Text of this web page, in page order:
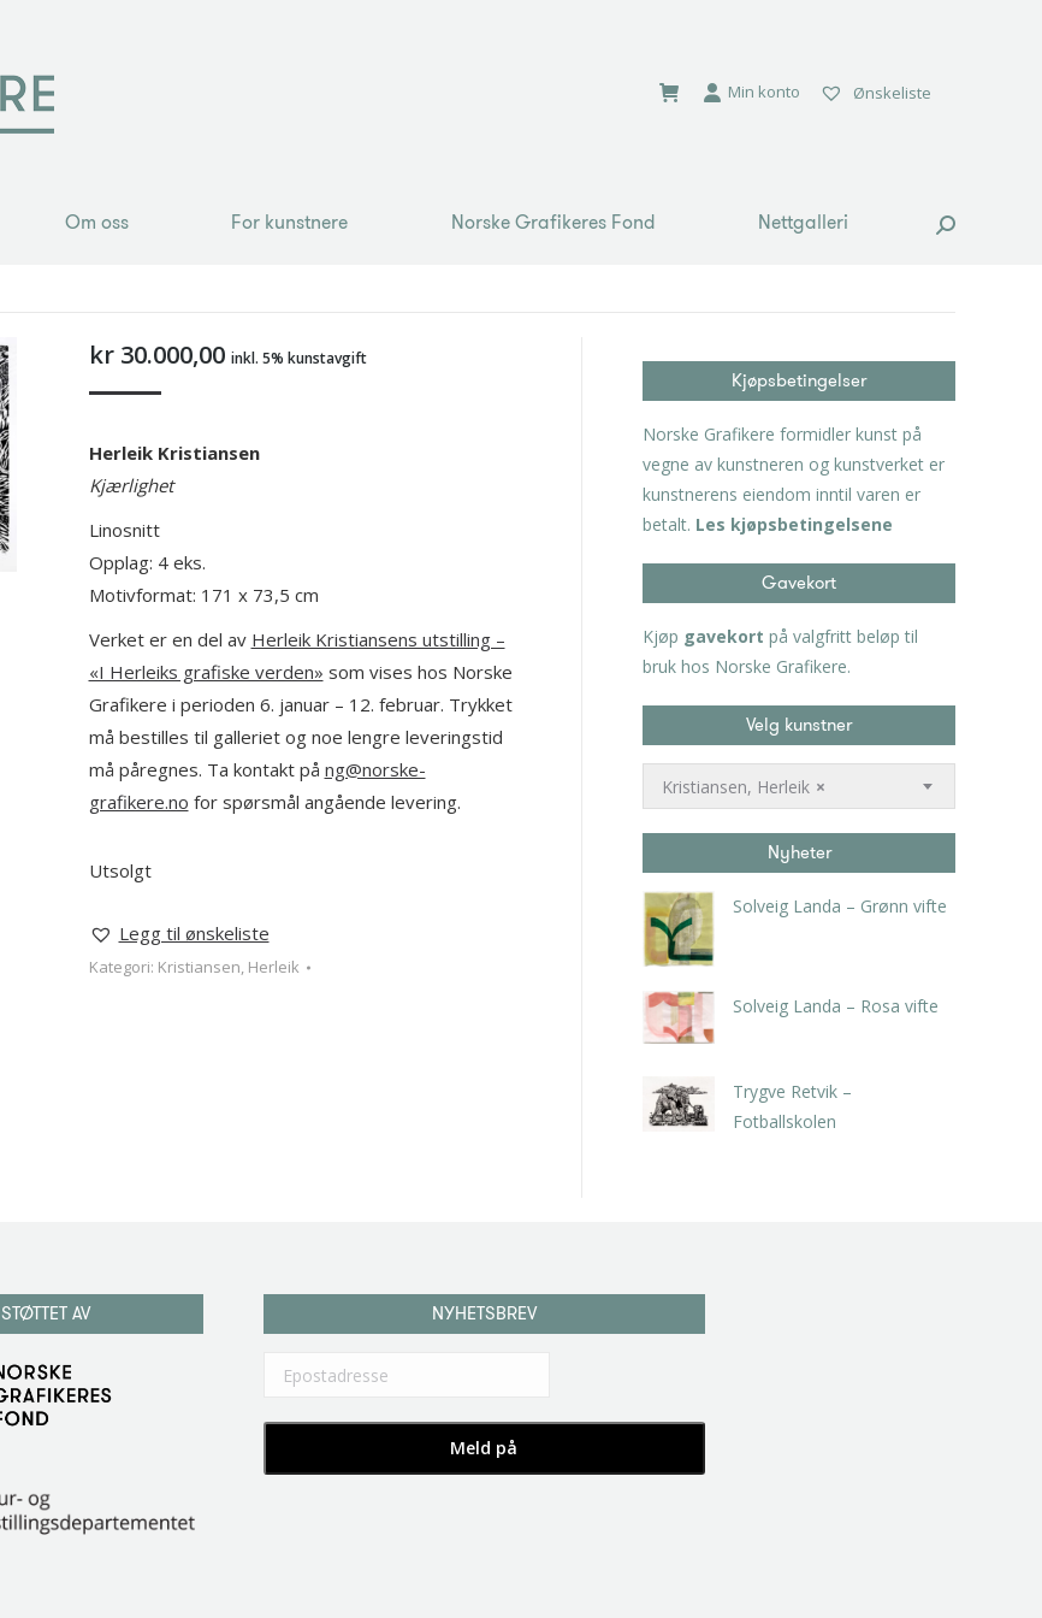
Min konto Ønskeliste
Om oss For kunstnere Norske Grafikeres Fond Nettgalleri Search:
kr30.000,00 inkl. 5% kunstavgift
Herleik Kristiansen
Kjærlighet
Linosnitt
Opplag: 4 eks.
Motivformat: 171 x 73,5 cm
Verket er en del av Herleik Kristiansens utstilling –
«I Herleiks grafiske verden» som vises hos Norske
Grafikere i perioden 6. januar – 12. februar. Trykket
må bestilles til galleriet og noe lengre leveringstid
må påregnes. Ta kontakt på ng@norske-
grafikere.no for spørsmål angående levering.
Utsolgt
Legg til ønskeliste
Kategori: Kristiansen, Herleik
Kjøpsbetingelser
Norske Grafikere formidler kunst på
vegne av kunstneren og kunstverket er
kunstnerens eiendom inntil varen er
betalt. Les kjøpsbetingelsene
Gavekort
Kjøp gavekort på valgfritt beløp til
bruk hos Norske Grafikere.
Velg kunstner
×
Kristiansen, Herleik
Nyheter
Solveig Landa – Grønn vifte
Solveig Landa – Rosa vifte
Trygve Retvik –
Fotballskolen
STØTTET AV NYHETSBREV